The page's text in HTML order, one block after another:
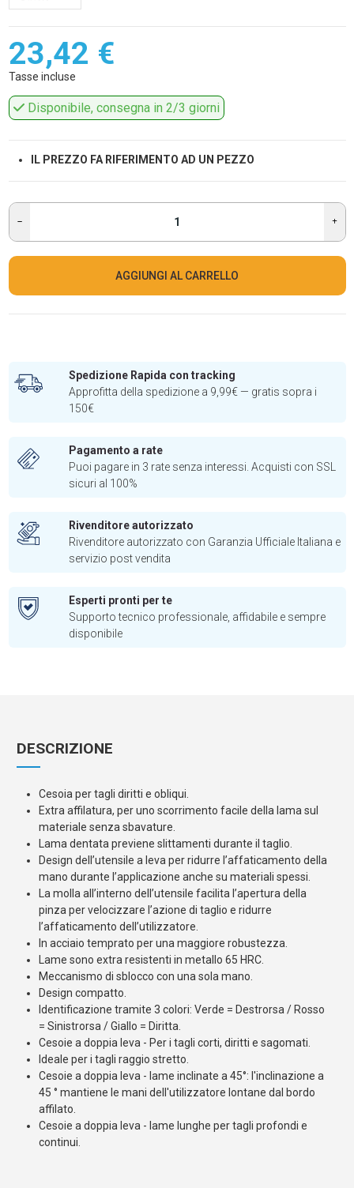
23,42 €
Tasse incluse
Disponibile, consegna in 2/3 giorni
IL PREZZO FA RIFERIMENTO AD UN PEZZO
AGGIUNGI AL CARRELLO
Spedizione Rapida con tracking
Approfitta della spedizione a 9,99€ — gratis sopra i
150€
Pagamento a rate
Puoi pagare in 3 rate senza interessi. Acquisti con SSL
sicuri al 100%
Rivenditore autorizzato
Rivenditore autorizzato con Garanzia Ufficiale Italiana e
servizio post vendita
Esperti pronti per te
Supporto tecnico professionale, affidabile e sempre
disponibile
DESCRIZIONE
Cesoia per tagli diritti e obliqui.
Extra affilatura, per uno scorrimento facile della lama sul
materiale senza sbavature.
Lama dentata previene slittamenti durante il taglio.
Design dell’utensile a leva per ridurre l’affaticamento della
mano durante l’applicazione anche su materiali spessi.
La molla all’interno dell’utensile facilita l’apertura della
pinza per velocizzare l’azione di taglio e ridurre
l’affaticamento dell’utilizzatore.
In acciaio temprato per una maggiore robustezza.
Lame sono extra resistenti in metallo 65 HRC.
Meccanismo di sblocco con una sola mano.
Design compatto.
Identificazione tramite 3 colori: Verde = Destrorsa / Rosso
= Sinistrorsa / Giallo = Diritta.
Cesoie a doppia leva - Per i tagli corti, diritti e sagomati.
Ideale per i tagli raggio stretto.
Cesoie a doppia leva - lame inclinate a 45°: l'inclinazione a
45 ° mantiene le mani dell'utilizzatore lontane dal bordo
affilato.
Cesoie a doppia leva - lame lunghe per tagli profondi e
continui.